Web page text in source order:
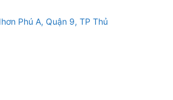
UIS8581 mạnh mẽ
bạn có thể thoải mái
Phú A, Quận 9, TP Thủ